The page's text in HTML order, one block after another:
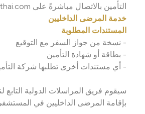
التأمين بالاتصال مباشرةً على imcp2@phyathai.com وسنقدم المعلومات الطبية الضرورية بأسرع وسيلة ممكنة.
خدمة المرضى الداخليين
المستندات المطلوبة
- نسخة من جواز السفر مع التوقيع
- بطاقة أو شهادة التأمين
- أي مستندات أخرى تطلبها شركة
سيقوم فريق المراسلات الدولية
بإقامة المرضى الداخليين في